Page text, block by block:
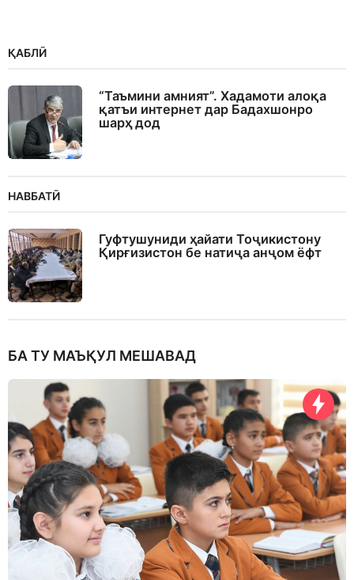
ҚАБЛӢ
“Таъмини амният”. Хадамоти алоқа
қатъи интернет дар Бадахшонро
шарҳ дод
НАВБАТӢ
Гуфтушуниди ҳайати Тоҷикистону
Қирғизистон бе натиҷа анҷом ёфт
БА ТУ МАЪҚУЛ МЕШАВАД